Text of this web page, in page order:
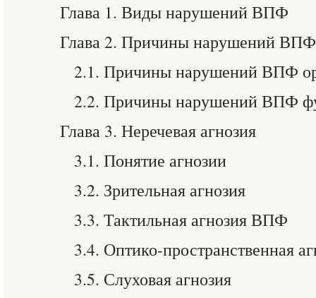
Глава 1. Виды нарушений ВПФ
Глава 2. Причины нарушений ВПФ
2.1. Причины нарушений ВПФ
2.2. Причины нарушений ВПФ
Глава 3. Неречевая агнозия
3.1. Понятие агнозии
3.2. Зрительная агнозия
3.3. Тактильная агнозия ВПФ
3.4. Оптико-пространственная
3.5. Слуховая агнозия